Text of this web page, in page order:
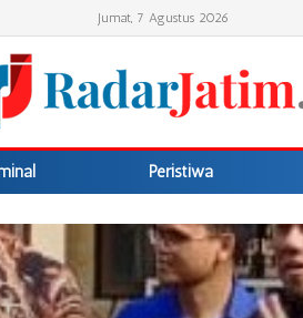
Jumat, 7 Agustus 2026
Peristiwa